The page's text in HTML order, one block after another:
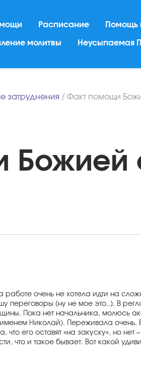
Расписание Помощь
молитвы Неусыпаемая
затруднения / Факт помощи
работе очень не хотела идти на
переговоры (ну не мое это..). В
Пока нет начальника, молюсь
Николай). Переживала
его оставят «на закуску», но
что и такое бывает. Вот какой